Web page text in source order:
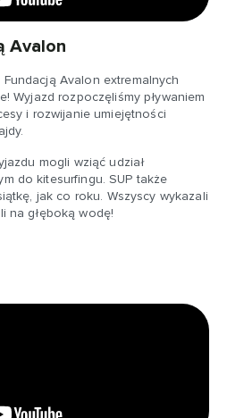
Avalon
Avalon extremalnych
Wyjazd rozpoczęliśmy pływaniem
i rozwijanie umiejętności
mogli wziąć udział
do kitesurfingu. SUP także
jak co roku. Wszyscy wykazali
na głęboką wodę!